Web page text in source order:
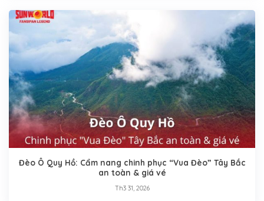
Đèo Ô Quy Hồ: Cẩm nang chinh phục “Vua Đèo” Tây Bắc
an toàn & giá vé
Th3 31, 2026